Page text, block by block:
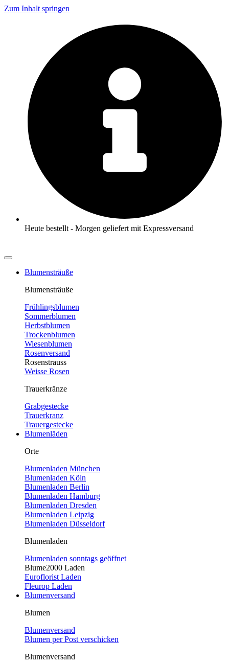
Zum Inhalt springen
Heute bestellt - Morgen geliefert mit Expressversand
Blumensträuße
Blumensträuße
Frühlingsblumen
Sommerblumen
Herbstblumen
Trockenblumen
Wiesenblumen
Rosenversand
Rosenstrauss
Weisse Rosen
Trauerkränze
Grabgestecke
Trauerkranz
Trauergestecke
Blumenläden
Orte
Blumenladen München
Blumenladen Köln
Blumenladen Berlin
Blumenladen Hamburg
Blumenladen Dresden
Blumenladen Leipzig
Blumenladen Düsseldorf
Blumenladen
Blumenladen sonntags geöffnet
Blume2000 Laden
Euroflorist Laden
Fleurop Laden
Blumenversand
Blumen
Blumenversand
Blumen per Post verschicken
Blumenversand